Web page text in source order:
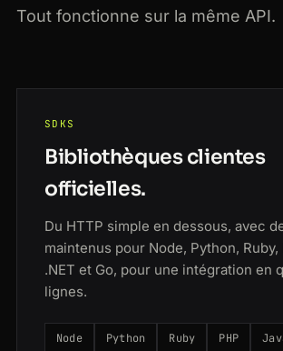
Tout fonctionne sur la même API.
SDKS
Bibliothèques clientes
officielles.
Du HTTP simple en dessous, avec
maintenus pour Node, Python, Ruby,
.NET et Go, pour une intégration en
lignes.
Node Python Ruby PHP